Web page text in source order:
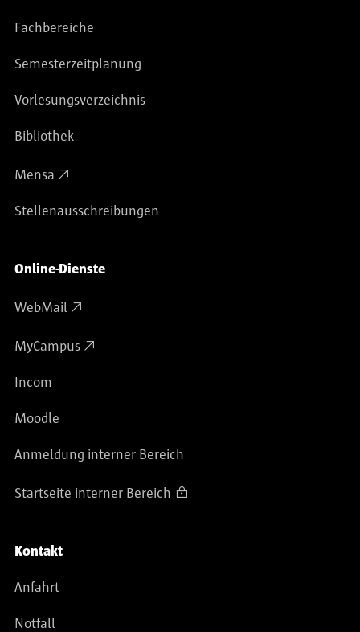
Fachbereiche
Semesterzeitplanung
Vorlesungsverzeichnis
Bibliothek
Mensa
Stellenausschreibungen
Online-Dienste
WebMail
MyCampus
Incom
Moodle
Anmeldung interner Bereich
Startseite interner Bereich
Kontakt
Anfahrt
Notfall